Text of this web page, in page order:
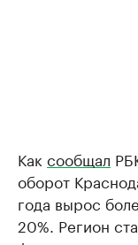
Как сообщал
оборот
года вырос
20%. Регион